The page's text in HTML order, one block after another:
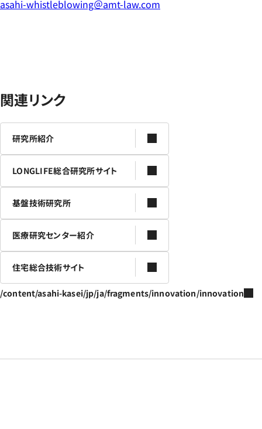
asahi-whistleblowing＠amt-law.com
関連リンク
研究所紹介
LONGLIFE総合研究所サイト
基盤技術研究所
医療研究センター紹介
住宅総合技術サイト
/content/asahi-kasei/jp/ja/fragments/innovation/innovation